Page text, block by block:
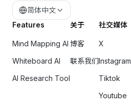
简体中文
Features
Mind Mapping AI
Whiteboard AI
AI Research Tool
关于
博客
联系我们
社交媒体
X
Instagram
Tiktok
Youtube